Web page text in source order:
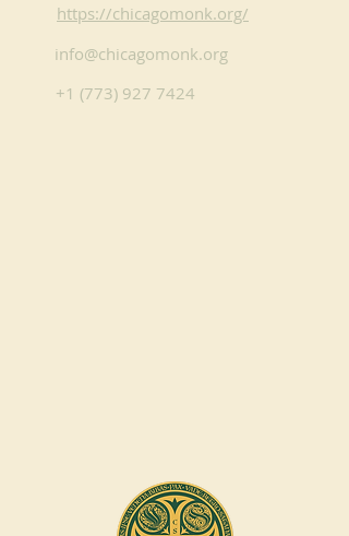
https://chicagomonk.org/
info@chicagomonk.org
+1 (773) 927 7424